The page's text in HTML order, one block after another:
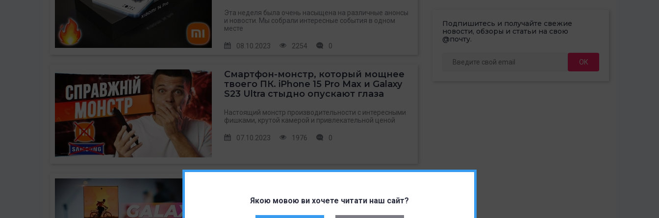
Якою мовою ви хочете читати наш сайт?
Эта неделя была очень насыщена на различные анонсы
и новости. Мы собрали интересные события в одном
месте
08.10.2023 2254 0
Смартфон-монстр, который мощнее
твоего ПК. iPhone 15 Pro Max и Galaxy
S23 Ultra стыдно опускают глаза
Настоящий монстр производительности с интересными
фишками, крутой камерой и привлекательной ценой
07.10.2023 1976 0
а Xiaomi снова расчехлили конвейер
Подпишитесь и получайте свежие
новости, обзоры и статьи на свою
@почту.
ОК